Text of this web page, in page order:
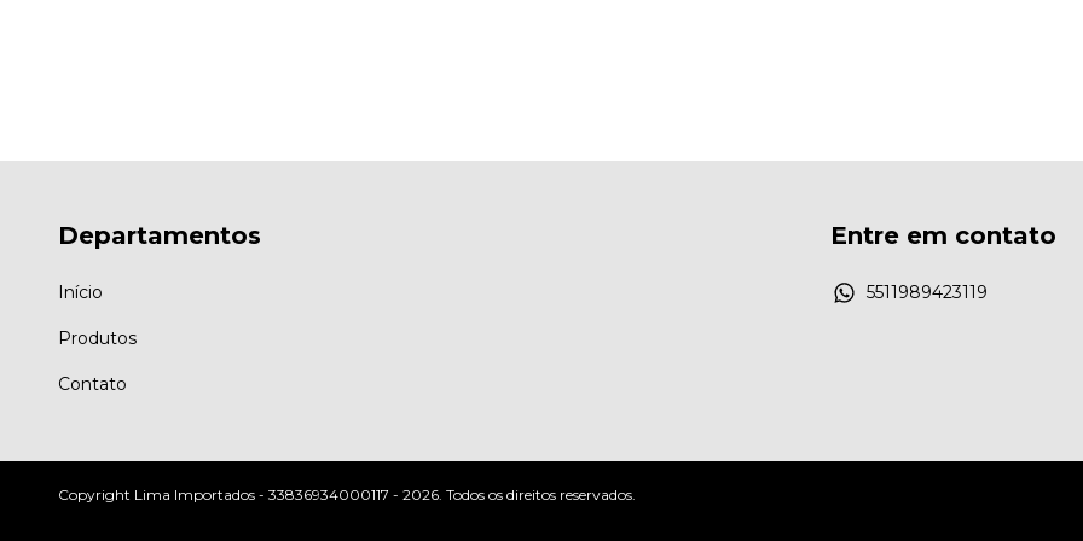
Departamentos
Início
Produtos
Contato
Entre em contato
5511989423119
Copyright Lima Importados - 33836934000117 - 2026. Todos os direitos reservados.